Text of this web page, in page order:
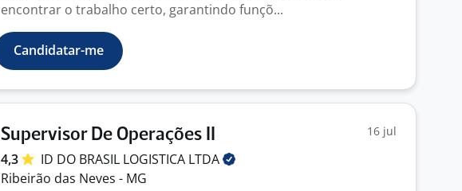
encontrar o trabalho certo, garantindo funçõ...
Candidatar-me
Supervisor De Operações II 16 jul
4,3 ID DO BRASIL LOGISTICA LTDA
Ribeirão das Neves - MG